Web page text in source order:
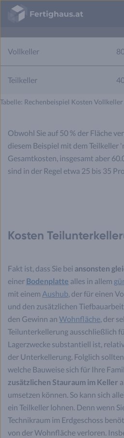
Fertighaus
Logo
Tabelle: Rechenbeispiel Kosten
Kellerart
Vollkeller
Teilkeller
Obwohl Sie auf 50 % der Fläche
diesem Beispiel mit dem Teilkeller
Gesamtkosten, insgesamt aber
sind in der Regel etwa 25 bis 35
Kosten
Fakt ist, dass Sie bei ansonsten
einer Bodenplatte alles in allem
mit einem Aushub , der für einen
und den zusätzlichen
den Gewinn an Wohnfläche , der
Teilunterkellerung ausschließlich
Lagerzwecke substantiell ist,
der Unterkellerung. Folglich sollten
welche Bauweise sich für Ihre
zusätzlichen Stauraum im Keller
umsetzen können. So kann sich
ein Teilkeller lohnen. Denn wenn
Technikraum im Erdgeschoss
von der Wohnfläche verloren.